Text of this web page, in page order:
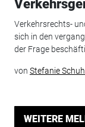
Verkehrsrechts-
sich in den
der Frage
von Stefanie
WEITERE